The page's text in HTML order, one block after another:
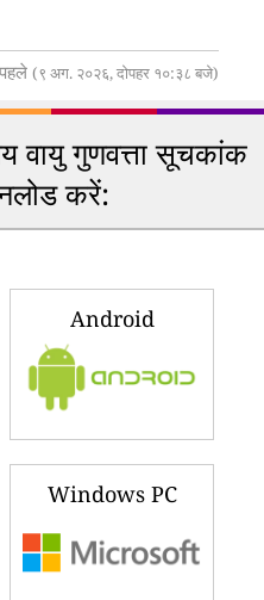
(९ अग. २०२६, दोपहर १०:३८ बजे)
वायु गुणवत्ता सूचकांक
करें:
Android
Windows PC